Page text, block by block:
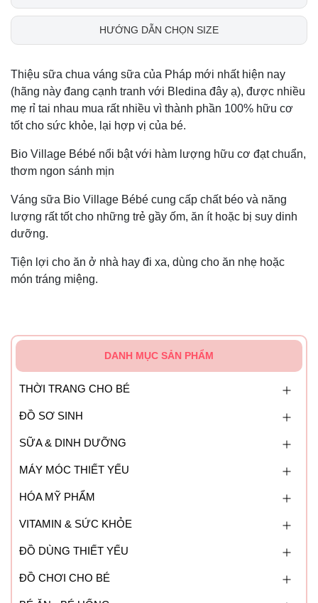
HƯỚNG DẪN CHỌN SIZE
Thiệu sữa chua váng sữa của Pháp mới nhất hiện nay
(hãng này đang cạnh tranh với Bledina đây ạ), được nhiều
mẹ rỉ tai nhau mua rất nhiều vì thành phần 100% hữu cơ
tốt cho sức khỏe, lại hợp vị của bé.
Bio Village Bébé nổi bật với hàm lượng hữu cơ đạt chuẩn,
thơm ngon sánh mịn
Váng sữa Bio Village Bébé cung cấp chất béo và năng
lượng rất tốt cho những trẻ gầy ốm, ăn ít hoặc bị suy dinh
dưỡng.
Tiện lợi cho ăn ở nhà hay đi xa, dùng cho ăn nhẹ hoặc
món tráng miệng.
DANH MỤC SẢN PHẨM
THỜI TRANG CHO BÉ
ĐỒ SƠ SINH
SỮA & DINH DƯỠNG
MÁY MÓC THIẾT YẾU
HÓA MỸ PHẨM
VITAMIN & SỨC KHỎE
ĐỒ DÙNG THIẾT YẾU
ĐỒ CHƠI CHO BÉ